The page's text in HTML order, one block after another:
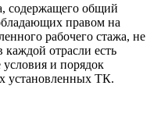
содержащего общий
правом на
рабочего стажа, не
каждой отрасли есть
и порядок
установленных ТК.